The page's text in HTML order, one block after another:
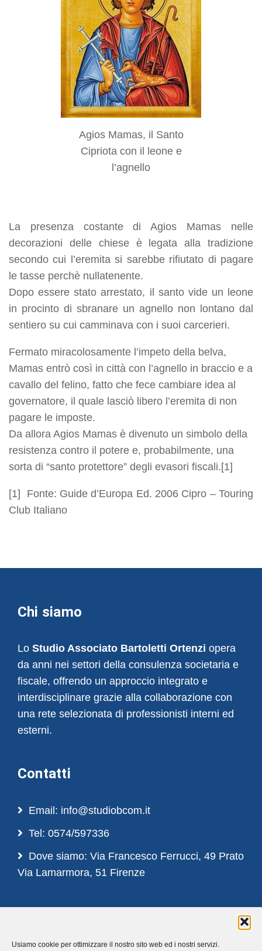
Usiamo cookie per ottimizzare il nostro sito web ed i nostri servizi.
Agios Mamas, il Santo
Cipriota con il leone e
l’agnello
La presenza costante di Agios Mamas nelle
decorazioni delle chiese è legata alla tradizione
secondo cui l’eremita si sarebbe rifiutato di pagare
le tasse perchè nullatenente.
Dopo essere stato arrestato, il santo vide un leone
in procinto di sbranare un agnello non lontano dal
sentiero su cui camminava con i suoi carcerieri.
Fermato miracolosamente l’impeto della belva,
Mamas entrò così in città con l’agnello in braccio e a
cavallo del felino, fatto che fece cambiare idea al
governatore, il quale lasciò libero l’eremita di non
pagare le imposte.
Da allora Agios Mamas è divenuto un simbolo della
resistenza contro il potere e, probabilmente, una
sorta di “santo protettore” degli evasori fiscali.[1]
[1] Fonte: Guide d’Europa Ed. 2006 Cipro – Touring
Club Italiano
Chi siamo
Lo Studio Associato Bartoletti Ortenzi opera
da anni nei settori della consulenza societaria e
fiscale, offrendo un approccio integrato e
interdisciplinare grazie alla collaborazione con
una rete selezionata di professionisti interni ed
esterni.
Contatti
Email: info@studiobcom.it
Tel: 0574/597336
Dove siamo: Via Francesco Ferrucci, 49 Prato
Via Lamarmora, 51 Firenze